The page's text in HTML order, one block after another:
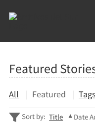
Featured
All Featured Tags
Sort by: Title Date